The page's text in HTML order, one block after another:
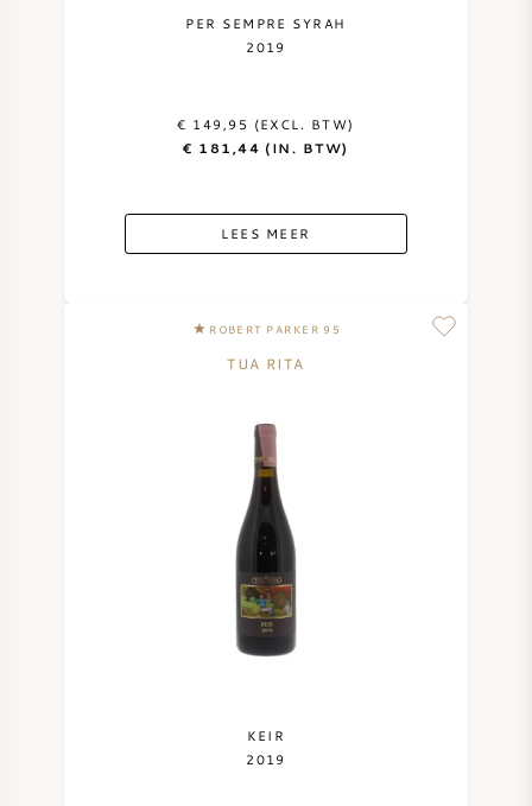
PER SEMPRE SYRAH
2019
€ 149,95 (EXCL. BTW)
€ 181,44 (IN. BTW)
LEES MEER
ROBERT PARKER 95
TUA RITA
KEIR
2019